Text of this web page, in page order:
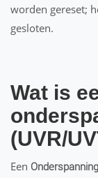
worden gereset;
gesloten.
Wat is
(UVR/
Een